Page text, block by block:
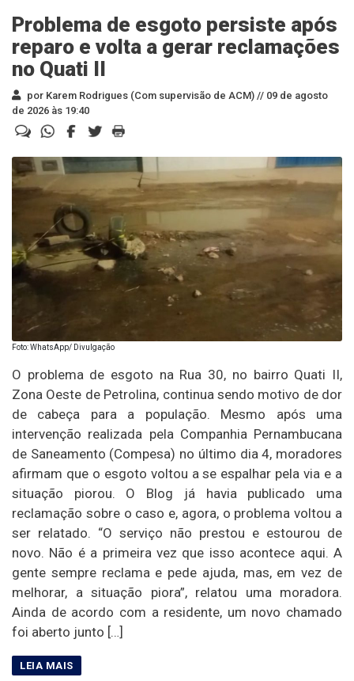
Problema de esgoto persiste após
reparo e volta a gerar reclamações
no Quati II
por Karem Rodrigues (Com supervisão de ACM) // 09 de agosto
de 2026 às 19:40
Foto: WhatsApp/ Divulgação
O problema de esgoto na Rua 30, no bairro Quati II,
Zona Oeste de Petrolina, continua sendo motivo de dor
de cabeça para a população. Mesmo após uma
intervenção realizada pela Companhia Pernambucana
de Saneamento (Compesa) no último dia 4, moradores
afirmam que o esgoto voltou a se espalhar pela via e a
situação piorou. O Blog já havia publicado uma
reclamação sobre o caso e, agora, o problema voltou a
ser relatado. “O serviço não prestou e estourou de
novo. Não é a primeira vez que isso acontece aqui. A
gente sempre reclama e pede ajuda, mas, em vez de
melhorar, a situação piora”, relatou uma moradora.
Ainda de acordo com a residente, um novo chamado
foi aberto junto […]